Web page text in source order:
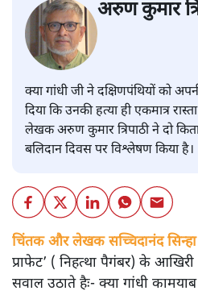
अरुण कुमार
क्या गांधी जी ने दक्षिणपंथियों को
दिया कि उनकी हत्या ही एकमात्र
लेखक अरुण कुमार त्रिपाठी ने दो
बलिदान दिवस पर विश्लेषण किया है।
चिंतक और लेखक सच्चिदानंद सिन्हा
प्राफेट’ ( निहत्था पैगंबर) के
सवाल उठाते हैः- क्या गांधी